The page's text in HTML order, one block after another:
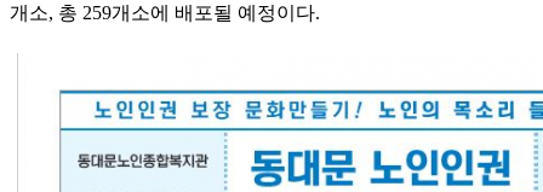
개소, 총 259개소에 배포될 예정이다.